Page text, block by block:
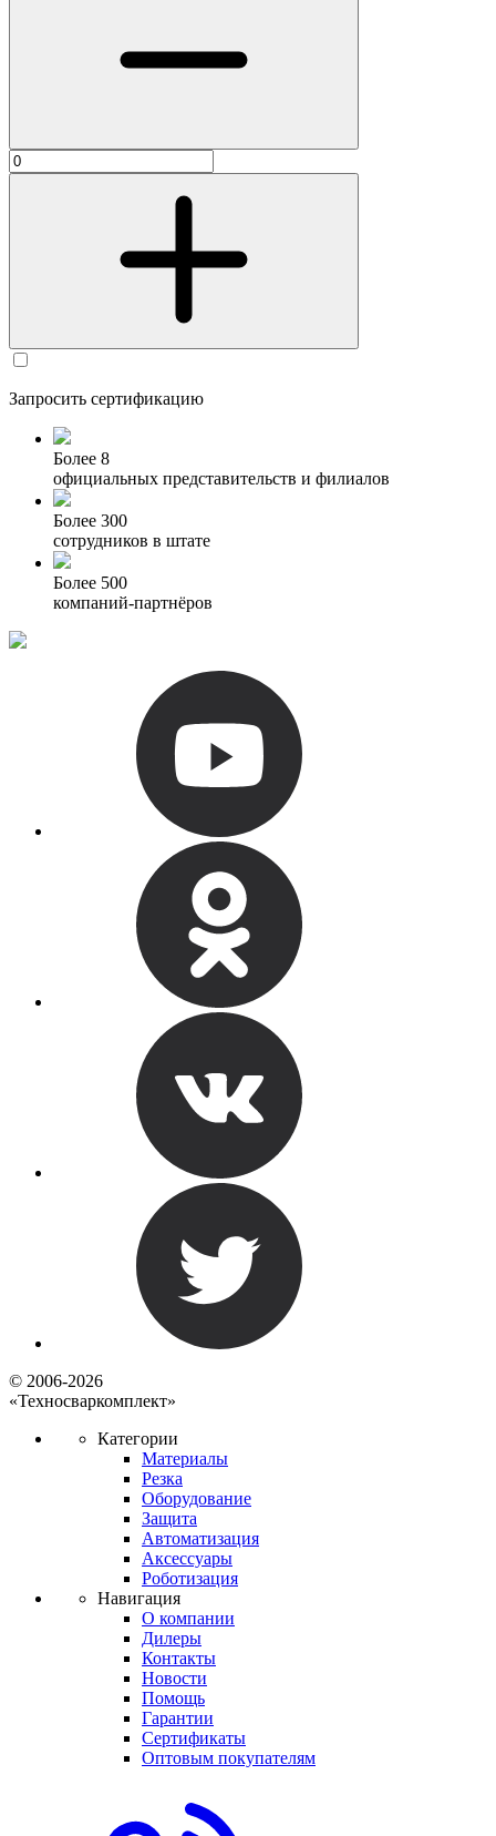
Запросить сертификацию
Более 8
официальных представительств и филиалов
Более 300
сотрудников в штате
Более 500
компаний-партнёров
© 2006-2026
«Техносваркомплект»
Категории
Материалы
Резка
Оборудование
Защита
Автоматизация
Аксессуары
Роботизация
Навигация
О компании
Дилеры
Контакты
Новости
Помощь
Гарантии
Сертификаты
Оптовым покупателям